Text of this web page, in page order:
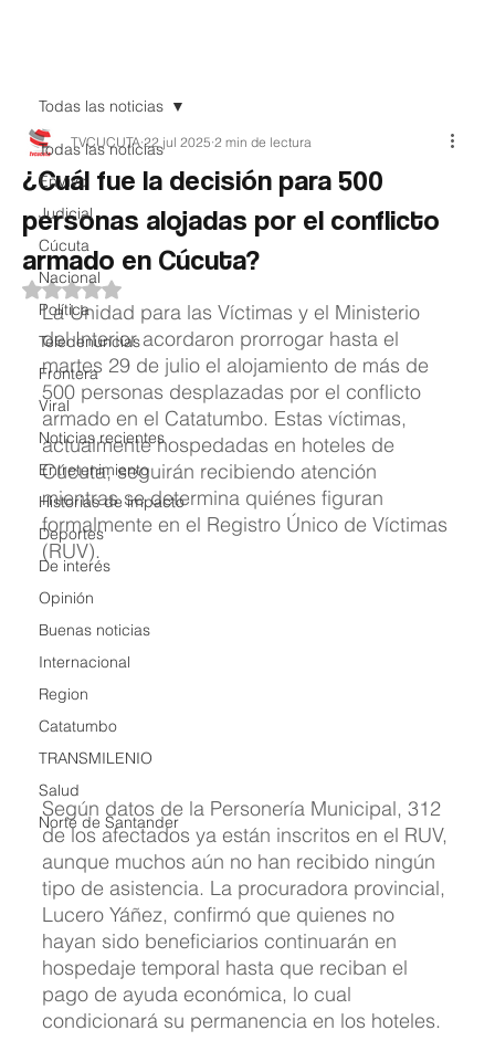
Todas las noticias
EnVivo
Judicial
Cúcuta
Nacional
Política
Teledenuncias
Frontera
Viral
Noticias recientes
Entretenimiento
Historias de impacto
Deportes
De interés
Opinión
Buenas noticias
Internacional
Region
Catatumbo
TRANSMILENIO
Salud
Norte de Santander
Todas las noticias
¿Cuál fue la decisión para 500
personas alojadas por el conflicto
armado en Cúcuta?
TVCUCUTA 22 jul 2025 2 min de lectura
Obtuvo NaN de 5 estrellas.
La Unidad para las Víctimas y el Ministerio
del Interior acordaron prorrogar hasta el
martes 29 de julio el alojamiento de más de
500 personas desplazadas por el conflicto
armado en el Catatumbo. Estas víctimas,
actualmente hospedadas en hoteles de
Cúcuta, seguirán recibiendo atención
mientras se determina quiénes figuran
formalmente en el Registro Único de Víctimas
(RUV).
Según datos de la Personería Municipal, 312
de los afectados ya están inscritos en el RUV,
aunque muchos aún no han recibido ningún
tipo de asistencia. La procuradora provincial,
Lucero Yáñez, confirmó que quienes no
hayan sido beneficiarios continuarán en
hospedaje temporal hasta que reciban el
pago de ayuda económica, lo cual
condicionará su permanencia en los hoteles.